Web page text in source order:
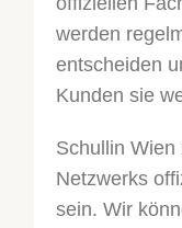
werden
entscheiden
Kunden sie
Schullin Wien
Netzwerks
sein. Wir